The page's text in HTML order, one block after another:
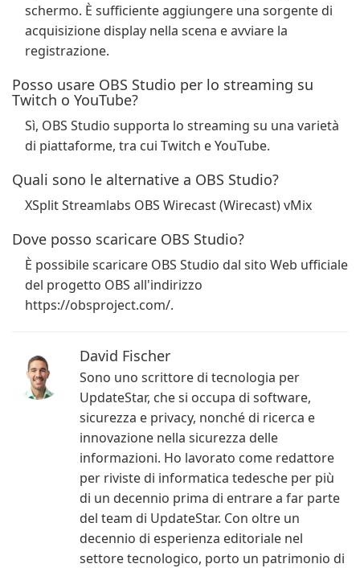
schermo. È sufficiente aggiungere una sorgente di
acquisizione display nella scena e avviare la
registrazione.
Posso usare OBS Studio per lo streaming su
Twitch o YouTube?
Sì, OBS Studio supporta lo streaming su una varietà
di piattaforme, tra cui Twitch e YouTube.
Quali sono le alternative a OBS Studio?
XSplit Streamlabs OBS Wirecast (Wirecast) vMix
Dove posso scaricare OBS Studio?
È possibile scaricare OBS Studio dal sito Web ufficiale
del progetto OBS all'indirizzo
https://obsproject.com/.
David Fischer
Sono uno scrittore di tecnologia per
UpdateStar, che si occupa di software,
sicurezza e privacy, nonché di ricerca e
innovazione nella sicurezza delle
informazioni. Ho lavorato come redattore
per riviste di informatica tedesche per più
di un decennio prima di entrare a far parte
del team di UpdateStar. Con oltre un
decennio di esperienza editoriale nel
settore tecnologico, porto un patrimonio di